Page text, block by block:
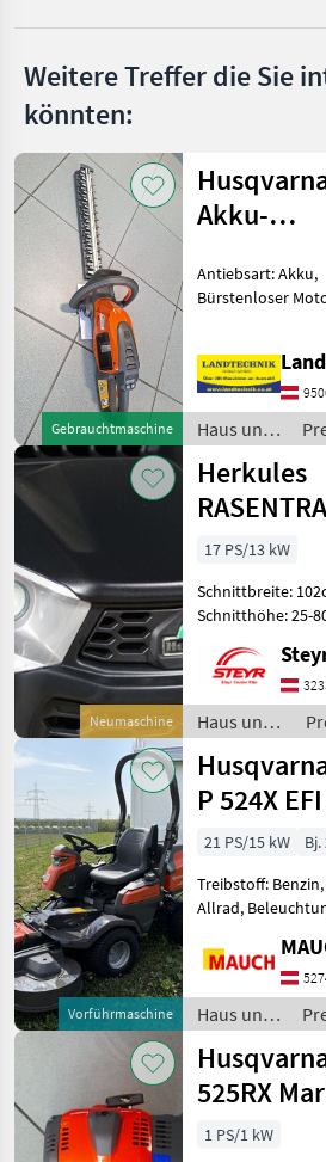
Weitere Treffer die Sie
könnten:
Gebrauchtmaschine
Akku-
215 iHD45
Antiebsart: Akku,
Bürstenloser
Set, Motortyp: bürstenlos,
Messerlänge: 45
Gewicht: 3, 2 kg,
Ausstattung: dig
Haus und
Garten /
Husqvarna
Neumaschine
Herkules
HT 102-21
NEO
17 PS/13 kW
Schnittbreite:
Schnitthöhe: 25-
Fangbox: 320l
Garten
Haus und
Garten /
Herkules
Vorführmaschine
P 524X
137X
Vorführer
21 PS/15 kW Bj.
Treibstoff:
Allrad,
Servolenkung,
Hydraulische Höhe
Haus und
Garten /
Husqvarna
525RX
1 PS/1 kW